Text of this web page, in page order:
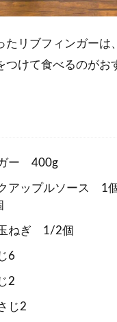
たリブフィンガーは
つけて食べるのがお
ー 400g
アップルソース 1
ねぎ 1/2個
6
2
じ2